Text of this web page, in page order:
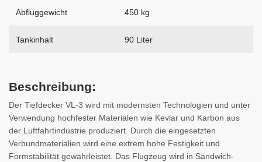
Abfluggewicht 450 kg
Tankinhalt 90 Liter
Beschreibung:
Der Tiefdecker VL-3 wird mit modernsten Technologien und unter
Verwendung hochfester Materialen wie Kevlar und Karbon aus
der Luftfahrtindustrie produziert. Durch die eingesetzten
Verbundmaterialien wird eine extrem hohe Festigkeit und
Formstabilität gewährleistet. Das Flugzeug wird in Sandwich-